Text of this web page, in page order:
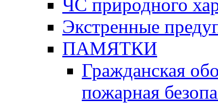
ЧС природного
Экстренные
ПАМЯТКИ
Гражданская
пожарная